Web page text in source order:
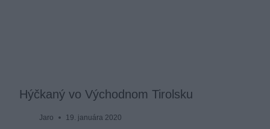
Hýčkaný vo Východnom Tirolsku
Jaro 19. januára 2020